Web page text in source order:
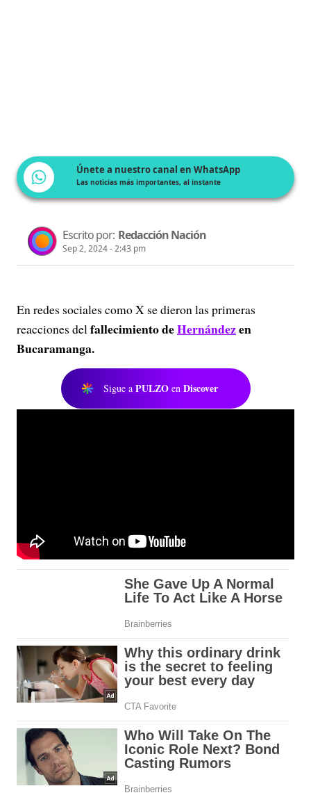
Únete a nuestro canal en WhatsApp
Las noticias más importantes, al instante
Escrito por: Redacción Nación
Sep 2, 2024 - 2:43 pm
En redes sociales como X se dieron las primeras
reacciones delfallecimiento deHernándezen
Bucaramanga.
Sigue a PULZO en Discover